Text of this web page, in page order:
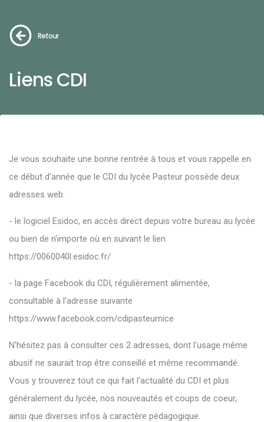
Retour
Liens CDI
Je vous souhaite une bonne rentrée à tous et vous rappelle en
ce début d'année que le CDI du lycée Pasteur possède deux
adresses web.
- le logiciel Esidoc, en accès direct depuis votre bureau au lycée
ou bien de n'importe où en suivant le lien
https://0060040l.esidoc.fr/
- la page Facebook du CDI, régulièrement alimentée,
consultable à l'adresse suivante
https://www.facebook.com/cdipasteurnice
N'hésitez pas à consulter ces 2 adresses, dont l'usage même
abusif ne saurait trop être conseillé et même recommandé.
Vous y trouverez tout ce qui fait l'actualité du CDI et plus
généralement du lycée, nos nouveautés et coups de coeur,
ainsi que diverses infos à caractère pédagogique.